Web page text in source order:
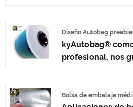
ofreceremos el
postventa y
Diseño Autobag
kyAutobag®
profesional, nos
mejor servicio
Bolsa de embalaje